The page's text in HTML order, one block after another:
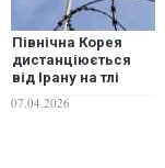
Північна Корея
дистанціюється
від Ірану на тлі
контактів зі США
07.04.2026